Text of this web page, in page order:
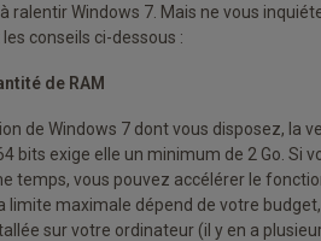
ralentir Windows 7. Mais ne vous
conseils ci-dessous :
de RAM
de Windows 7 dont vous disposez, la
bits exige elle un minimum de 2 Go. Si
temps, vous pouvez accélérer le
limite maximale dépend de votre
sur votre ordinateur (il y en a